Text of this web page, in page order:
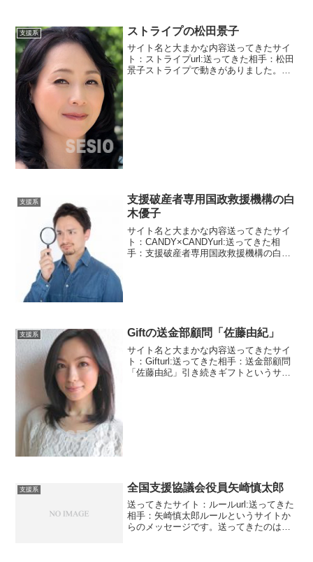
計らいで、今日の23時まで8800万円の受
け取り期限が延...
支援系 ストライプの松田景子
サイト名と大まかな内容送ってきたサイ
ト：ストライプurl:送ってきた相手：松田
景子ストライプで動きがありました。数
支援系
支援破産者専用国政救援機構の白
木優子
サイト名と大まかな内容送ってきたサイ
ト：CANDY×CANDYurl:送ってきた相
手：支援破産者専用国政救援機構の白木
支援系 Giftの送金部顧問「佐藤由紀」
サイト名と大まかな内容送ってきたサイ
ト：Gifturl:送ってきた相手：送金部顧問
「佐藤由紀」引き続きギフトというサイ
支援系 全国支援協議会役員矢崎慎太郎
送ってきたサイト：ルールurl:送ってきた
相手：矢崎慎太郎ルールというサイトか
らのメッセージです。送ってきたのは矢